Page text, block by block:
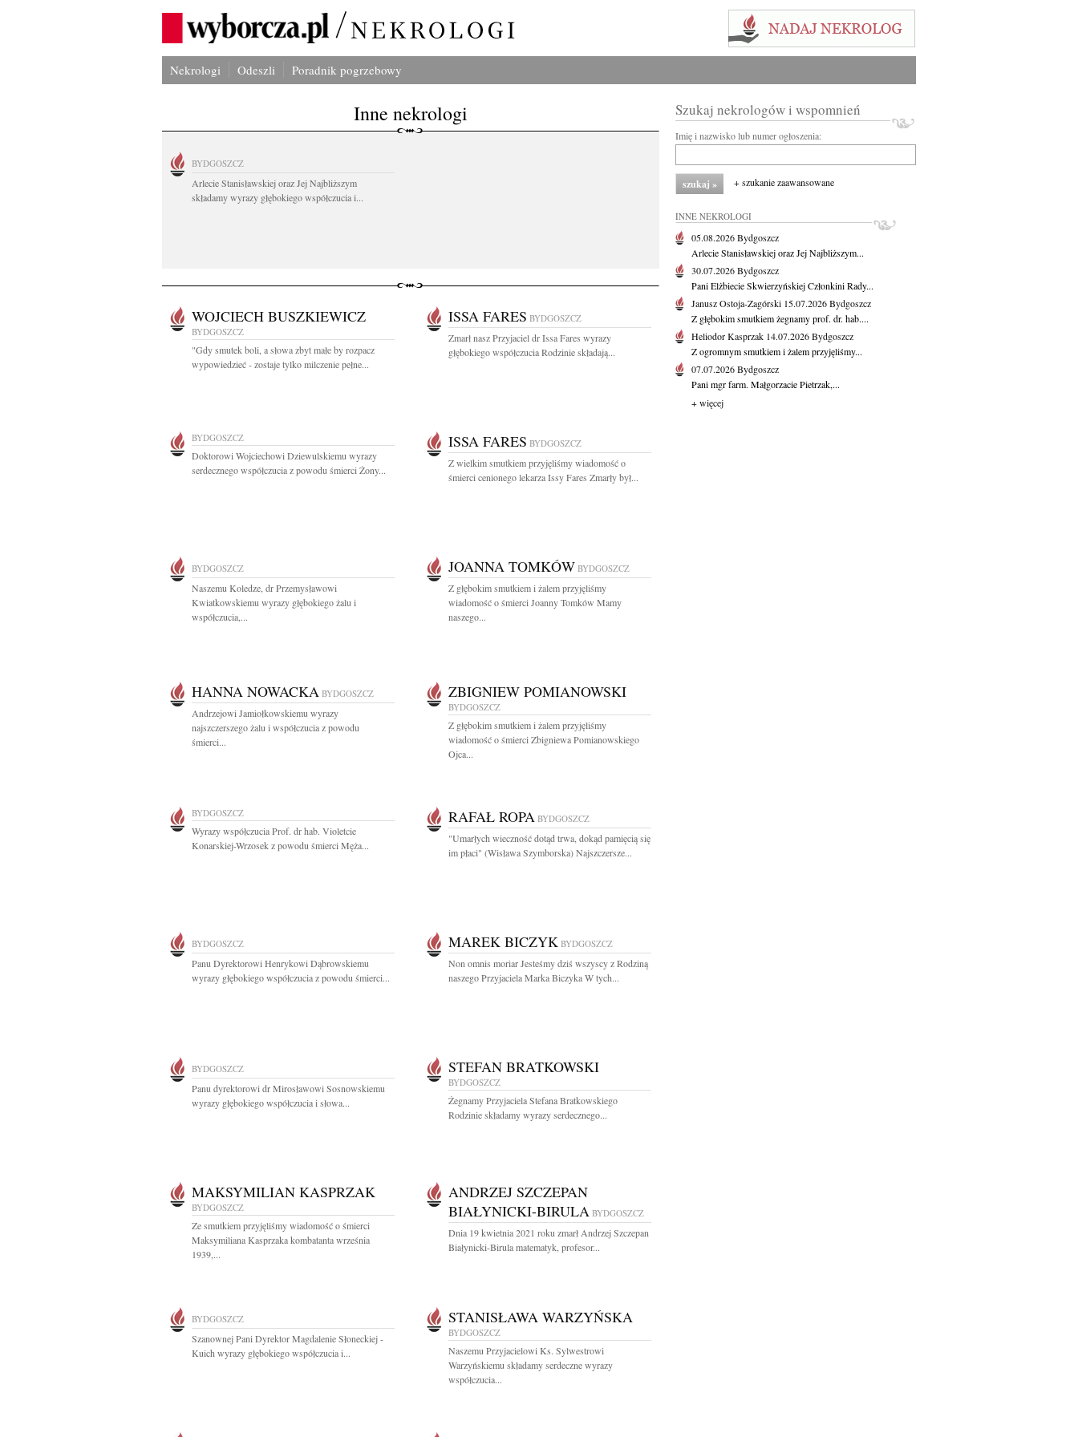
Nekrologi Odeszli Poradnik pogrzebowy
Inne nekrologi
BYDGOSZCZ
Arlecie Stanisławskiej oraz Jej Najbliższym
składamy wyrazy głębokiego współczucia i...
WOJCIECH BUSZKIEWICZ
BYDGOSZCZ
"Gdy smutek boli, a słowa zbyt małe by rozpacz
wypowiedzieć - zostaje tylko milczenie pełne...
ISSA FARES BYDGOSZCZ
Zmarł nasz Przyjaciel dr Issa Fares wyrazy
głębokiego współczucia Rodzinie składają...
BYDGOSZCZ
Doktorowi Wojciechowi Dziewulskiemu wyrazy
serdecznego współczucia z powodu śmierci Żony...
ISSA FARES BYDGOSZCZ
Z wielkim smutkiem przyjęliśmy wiadomość o
śmierci cenionego lekarza Issy Fares Zmarły był...
BYDGOSZCZ
Naszemu Koledze, dr Przemysławowi
Kwiatkowskiemu wyrazy głębokiego żalu i
współczucia,...
JOANNA TOMKÓW BYDGOSZCZ
Z głębokim smutkiem i żalem przyjęliśmy
wiadomość o śmierci Joanny Tomków Mamy
naszego...
HANNA NOWACKA BYDGOSZCZ
Andrzejowi Jamiołkowskiemu wyrazy
najszczerszego żalu i współczucia z powodu
śmierci...
ZBIGNIEW POMIANOWSKI
BYDGOSZCZ
Z głębokim smutkiem i żalem przyjęliśmy
wiadomość o śmierci Zbigniewa Pomianowskiego
Ojca...
BYDGOSZCZ
Wyrazy współczucia Prof. dr hab. Violetcie
Konarskiej-Wrzosek z powodu śmierci Męża...
RAFAŁ ROPA BYDGOSZCZ
"Umarłych wieczność dotąd trwa, dokąd pamięcią się
im płaci" (Wisława Szymborska) Najszczersze...
BYDGOSZCZ
Panu Dyrektorowi Henrykowi Dąbrowskiemu
wyrazy głębokiego współczucia z powodu śmierci...
MAREK BICZYK BYDGOSZCZ
Non omnis moriar Jesteśmy dziś wszyscy z Rodziną
naszego Przyjaciela Marka Biczyka W tych...
BYDGOSZCZ
Panu dyrektorowi dr Mirosławowi Sosnowskiemu
wyrazy głębokiego współczucia i słowa...
STEFAN BRATKOWSKI
BYDGOSZCZ
Żegnamy Przyjaciela Stefana Bratkowskiego
Rodzinie składamy wyrazy serdecznego...
MAKSYMILIAN KASPRZAK
BYDGOSZCZ
Ze smutkiem przyjęliśmy wiadomość o śmierci
Maksymiliana Kasprzaka kombatanta września
1939,...
ANDRZEJ SZCZEPAN
BIAŁYNICKI-BIRULA BYDGOSZCZ
Dnia 19 kwietnia 2021 roku zmarł Andrzej Szczepan
Białynicki-Birula matematyk, profesor...
BYDGOSZCZ
Szanownej Pani Dyrektor Magdalenie Słoneckiej -
Kuich wyrazy głębokiego współczucia i...
STANISŁAWA WARZYŃSKA
BYDGOSZCZ
Naszemu Przyjacielowi Ks. Sylwestrowi
Warzyńskiemu składamy serdeczne wyrazy
współczucia...
Szukaj nekrologów i wspomnień
Imię i nazwisko lub numer ogłoszenia:
+ szukanie zaawansowane
INNE NEKROLOGI
05.08.2026Bydgoszcz
Arlecie Stanisławskiej oraz Jej Najbliższym...
30.07.2026Bydgoszcz
Pani Elżbiecie Skwierzyńskiej Członkini Rady...
Janusz Ostoja-Zagórski 15.07.2026Bydgoszcz
Z głębokim smutkiem żegnamy prof. dr. hab....
Heliodor Kasprzak 14.07.2026Bydgoszcz
Z ogromnym smutkiem i żalem przyjęliśmy...
07.07.2026Bydgoszcz
Pani mgr farm. Małgorzacie Pietrzak,...
+ więcej